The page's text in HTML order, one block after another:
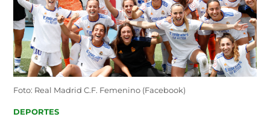
Foto: Real Madrid C.F. Femenino (Facebook)
POSTED
DEPORTES